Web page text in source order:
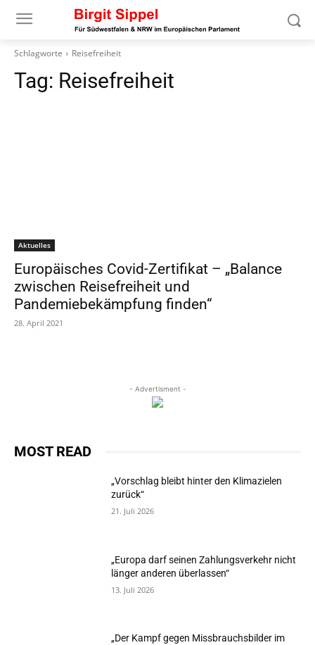
Schlagworte Reisefreiheit
Tag: Reisefreiheit
Aktuelles
Europäisches Covid-Zertifikat – „Balance
zwischen Reisefreiheit und
Pandemiebekämpfung finden“
28. April 2021
- Advertisment -
MOST READ
„Vorschlag bleibt hinter den Klimazielen
zurück“
21. Juli 2026
„Europa darf seinen Zahlungsverkehr nicht
länger anderen überlassen“
13. Juli 2026
„Der Kampf gegen Missbrauchsbilder im